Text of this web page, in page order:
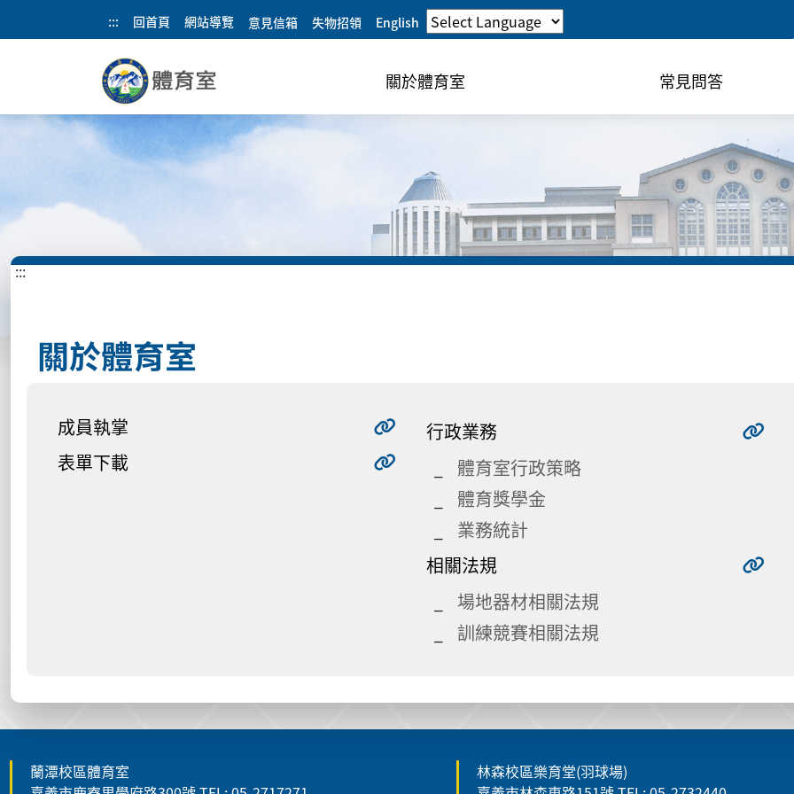
::: 回首頁 網站導覽 意見信箱 失物招領 English
關於體育室 常見問答
:::
關於體育室
成員執掌
表單下載
行政業務
體育室行政策略
體育獎學金
業務統計
相關法規
場地器材相關法規
訓練競賽相關法規
蘭潭校區體育室
林森校區樂育堂(羽球場)